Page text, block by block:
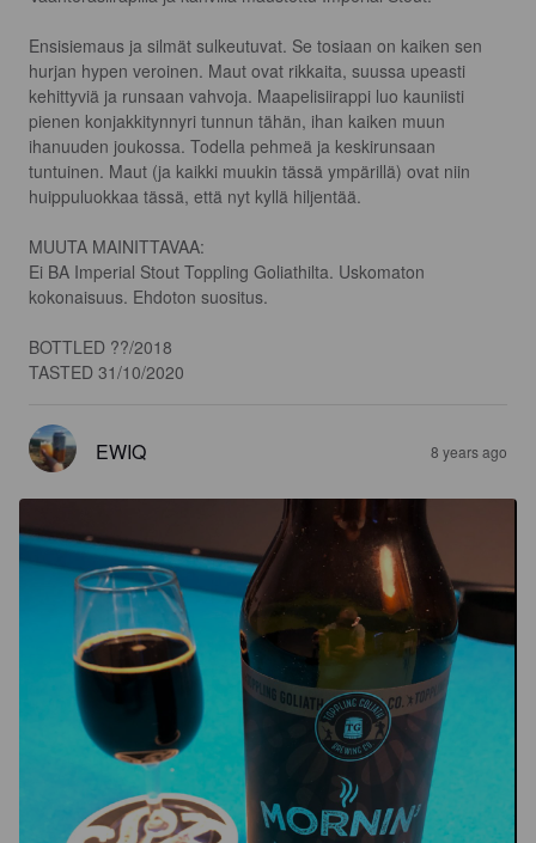
Ensisiemaus ja silmät sulkeutuvat. Se tosiaan on kaiken sen
hurjan hypen veroinen. Maut ovat rikkaita, suussa upeasti
kehittyviä ja runsaan vahvoja. Maapelisiirappi luo kauniisti
pienen konjakkitynnyri tunnun tähän, ihan kaiken muun
ihanuuden joukossa. Todella pehmeä ja keskirunsaan
tuntuinen. Maut (ja kaikki muukin tässä ympärillä) ovat niin
huippuluokkaa tässä, että nyt kyllä hiljentää.
MUUTA MAINITTAVAA:
Ei BA Imperial Stout Toppling Goliathilta. Uskomaton
kokonaisuus. Ehdoton suositus.
BOTTLED ??/2018
TASTED 31/10/2020
EWIQ 8 years ago